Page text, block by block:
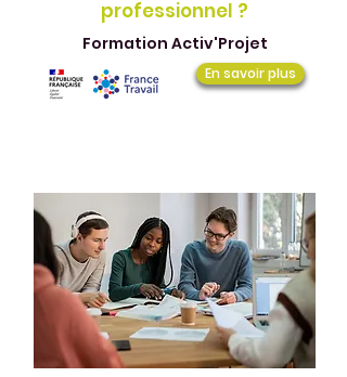
professionnel ?
Formation Activ'Projet
En savoir plus